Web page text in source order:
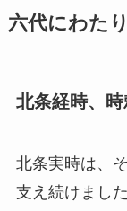
六代にわた
北条経時、
北条実時は、
支え続けまし